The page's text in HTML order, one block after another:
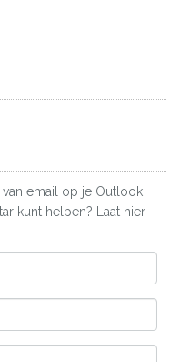
email op je Outlook
kunt helpen? Laat hier